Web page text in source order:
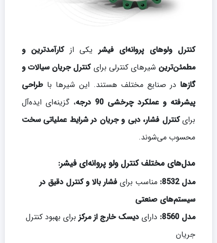
کنترل ولوهای پروانه‌ای فیشر یکی ازکارآمدترین و
مطمئن‌ترین شیرهای کنترلی برایکنترل جریان سیالات و
گازها در صنایع مختلف هستند. این شیرها با طراحی
پیشرفته و عملکرد چرخشی 90 درجه
، گزینه‌ای ایده‌آل
برایکنترل فشار، دبی و جریان در شرایط عملیاتی سخت
محسوب می‌شوند.
مدل‌های مختلف کنترل ولو پروانه‌ای فیشر:
مدل 8532: مناسب برای فشار بالا و کنترل دقیق در
سیستم‌های صنعتی
مدل 8560:
دارای دیسک خارج از مرکز برای بهبود کنترل
جریان